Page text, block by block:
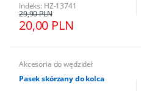
Indeks: HZ-13741
20,00 PLN
29,90 PLN
Akcesoria do wędzideł
Pasek skórzany do kolca